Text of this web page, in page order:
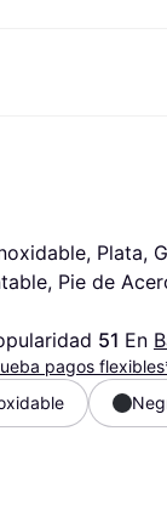
fijo
Motorizados
y Música
Plata,
Pie de
51 En
pagos